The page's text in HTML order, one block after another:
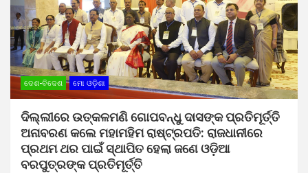
ଦେଶ-ବିଦେଶ ମୋ ଓଡ଼ିଶା
ଦିଲ୍ଲୀରେ ଉତ୍କଳମଣି ଗୋପବନ୍ଧୁ ଦାସଙ୍କ ପ୍ରତିମୂର୍ତ୍ତି
ଅନାବରଣ କଲେ ମହାମହିମ ରାଷ୍ଟ୍ରପତି: ରାଜଧାନୀରେ
ପ୍ରଥମ ଥର ପାଇଁ ସ୍ଥାପିତ ହେଲା ଜଣେ ଓଡ଼ିଆ
ବରପୁତ୍ରଙ୍କ ପ୍ରତିମୂର୍ତ୍ତି